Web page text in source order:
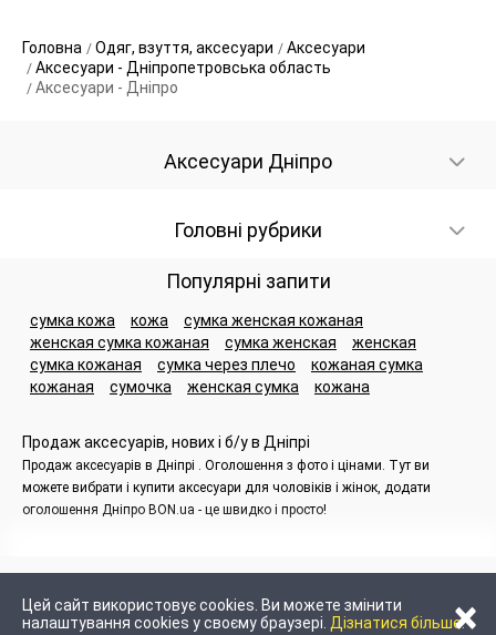
Головна Одяг, взуття, аксесуари
Аксесуари
Аксесуари - Дніпропетровська область
Аксесуари - Дніпро
Аксесуари Дніпро
Головні рубрики
Популярні запити
сумка кожа кожа
сумка женская кожаная
женская сумка кожаная
сумка женская
женская
сумка кожаная
сумка через плечо
кожаная сумка
кожаная
сумочка женская сумка кожана
Цей сайт використовує cookies. Ви можете змінити
налаштування cookies у своєму браузері. Дізнатися більше.×
Продаж аксесуарів, нових і б/у в Дніпрі
Продаж аксесуарів в Дніпрі . Оголошення з фото і цінами. Тут ви
можете вибрати і купити аксесуари для чоловіків і жінок, додати
оголошення Дніпро BON.ua - це швидко і просто!